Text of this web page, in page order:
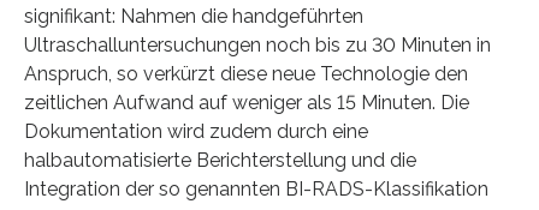
signifikant: Nahmen die handgeführten
Ultraschalluntersuchungen noch bis zu 30 Minuten in
Anspruch, so verkürzt diese neue Technologie den
zeitlichen Aufwand auf weniger als 15 Minuten. Die
Dokumentation wird zudem durch eine
halbautomatisierte Berichterstellung und die
Integration der so genannten BI-RADS-Klassifikation